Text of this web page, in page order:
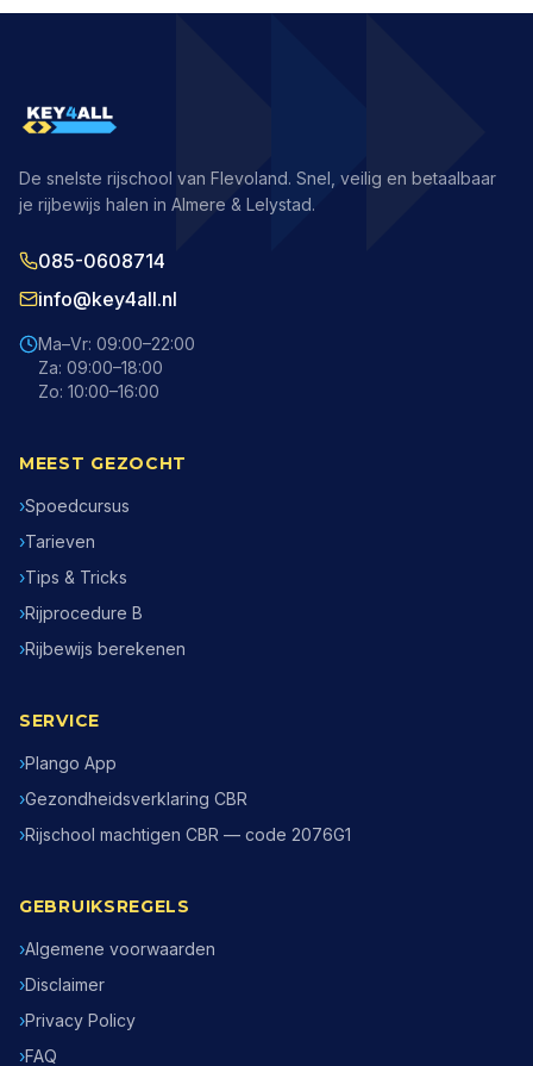
De snelste rijschool van Flevoland. Snel, veilig en betaalbaar
je rijbewijs halen in Almere & Lelystad.
085-0608714
info@key4all.nl
Ma–Vr: 09:00–22:00
Za: 09:00–18:00
Zo: 10:00–16:00
MEEST GEZOCHT
›Spoedcursus
›Tarieven
›Tips & Tricks
›Rijprocedure B
›Rijbewijs berekenen
SERVICE
›Plango App
›Gezondheidsverklaring CBR
›Rijschool machtigen CBR — code 2076G1
GEBRUIKSREGELS
›Algemene voorwaarden
›Disclaimer
›Privacy Policy
›FAQ